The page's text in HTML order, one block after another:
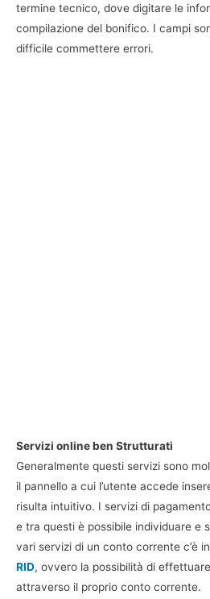
termine tecnico, dove digitare le
compilazione del bonifico. I campi
difficile commettere errori.
Servizi online ben Strutturati
Generalmente questi servizi sono
il pannello a cui l’utente accede
risulta intuitivo. I servizi di
e tra questi è possibile individuare e
vari servizi di un conto corrente c’è
RID, ovvero la possibilità di
attraverso il proprio conto corrente.